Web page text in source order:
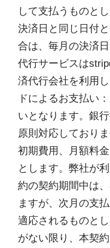
して支払うものと
決済日と同じ日付
合は、毎月の決済
代行サービスは
済代行会社を利用
ドによるお支払い
いとなります。銀
原則対応しており
初期費用、月額料
とします。弊社が
約の契約期間中は
ますが、次月の支
適応されるものと
がない限り、本契